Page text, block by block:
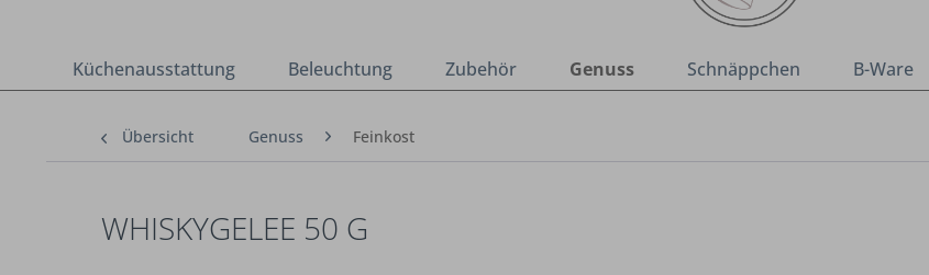
Küchenausstattung Beleuchtung Zubehör Genuss Schnäppchen B-Ware
Übersicht Genuss Feinkost
WHISKYGELEE 50 G